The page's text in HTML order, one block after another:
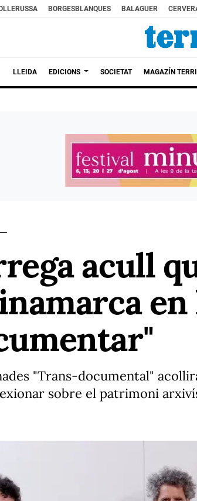
BORGESBLANQUES BALAGUER
LLEIDA EDICIONS SOCIETAT MAGAZÍN
acull
"Trans-documental"
sobre el patrimoni